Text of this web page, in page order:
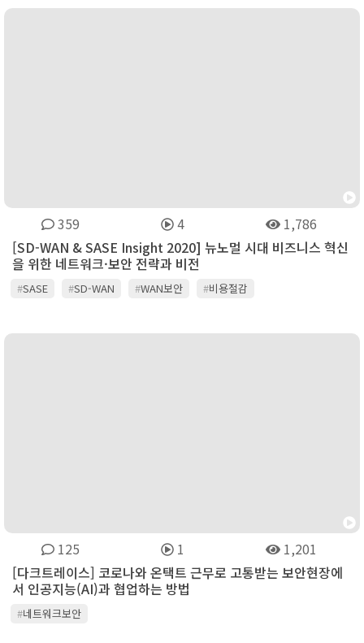
359 4
1,786
[SD-WAN & SASE Insight 2020] 뉴노멀 시대 비즈니스 혁신
을 위한 네트워크·보안 전략과 비전
#SASE #SD-WAN #WAN보안 #비용절감
125 1
1,201
[다크트레이스] 코로나와 온택트 근무로 고통받는 보안현장에
서 인공지능(AI)과 협업하는 방법
#네트워크보안